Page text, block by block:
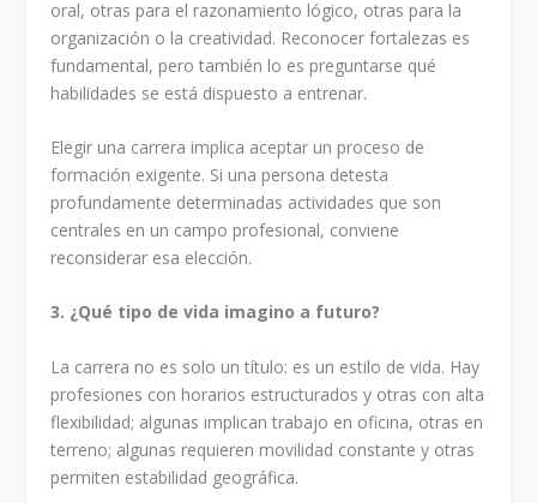
oral, otras para el razonamiento lógico, otras para la
organización o la creatividad. Reconocer fortalezas es
fundamental, pero también lo es preguntarse qué
habilidades se está dispuesto a entrenar.
Elegir una carrera implica aceptar un proceso de
formación exigente. Si una persona detesta
profundamente determinadas actividades que son
centrales en un campo profesional, conviene
reconsiderar esa elección.
3. ¿Qué tipo de vida imagino a futuro?
La carrera no es solo un título: es un estilo de vida. Hay
profesiones con horarios estructurados y otras con alta
flexibilidad; algunas implican trabajo en oficina, otras en
terreno; algunas requieren movilidad constante y otras
permiten estabilidad geográfica.